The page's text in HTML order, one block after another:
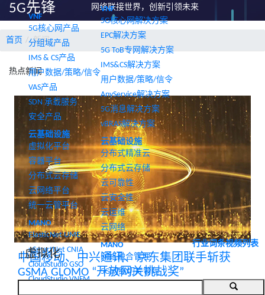
|虚拟化
VNF
5G核心网产品
分组域产品
IMS & CS产品
用户数据/策略/信令
VAS产品
SDN 承载服务
安全产品
云基础设施
虚拟化平台
容器平台
分布式云存储
云网络平台
统一云管平台
MANO
ElasticNet UME
uSmartNet CNIA
CloudStudio GSO
CloudStudio VNFM
VNF
5G核心网解决方案
EPC解决方案
5G ToB专网解决方案
IMS&CS解决方案
用户数据/策略/信令
AnyService解决方案
5G消息解决方案
vBRAS解决方案
云基础设施
分布式精准云
分布式云存储
云可靠性
云安全性
云运维
云网络
MANO
网络融合管理
5G网络切片管理
行业词条视频列表
5G先锋 网络联接世界，创新引领未来
首页 新闻
热点新闻
中国移动、中兴通讯、京东集团联手斩获
GSMA GLOMO “开放网关挑战奖”
世界移动通信大会（MWC26巴塞罗那）期间，由中国移动集团